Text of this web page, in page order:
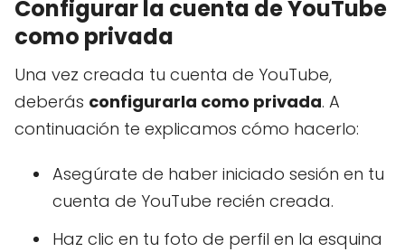
Configurar la cuenta de YouTube
como privada
Una vez creada tu cuenta de YouTube,
deberás configurarla como privada. A
continuación te explicamos cómo hacerlo:
Asegúrate de haber iniciado sesión en tu
cuenta de YouTube recién creada.
Haz clic en tu foto de perfil en la esquina